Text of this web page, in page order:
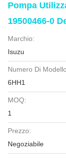
Pompa
19500466-0
Marchio:
Isuzu
Numero Di
6HH1
MOQ:
1
Prezzo:
Negoziabile